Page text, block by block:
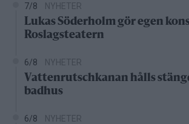
7/8 NYHETER
Lukas Söderholm gör egen
Roslagsteatern
6/8 NYHETER
Vattenrutschkanan hålls
badhus
6/8 NYHETER